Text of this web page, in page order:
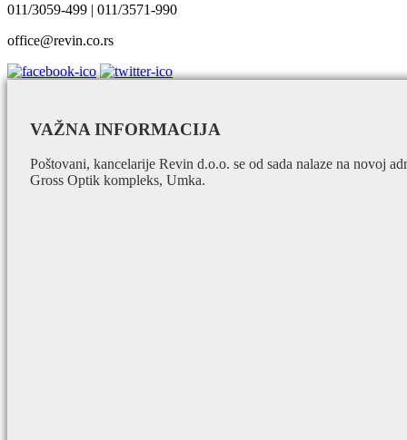
011/3059-499 | 011/3571-990
office@revin.co.rs
VAŽNA INFORMACIJA
Poštovani, kancelarije Revin d.o.o. se od sada nalaze na novoj
Gross Optik kompleks, Umka.